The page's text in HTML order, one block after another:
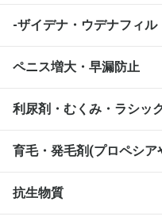
-ザイデナ・ウデナフィル
ペニス増大・早漏防止
利尿剤・むくみ・ラシッ
育毛・発毛剤(プロペシ
抗生物質